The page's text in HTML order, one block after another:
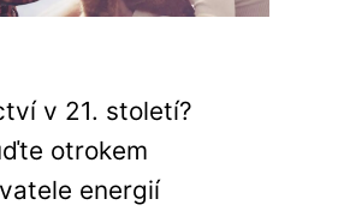
v 21. století?
otrokem
energií